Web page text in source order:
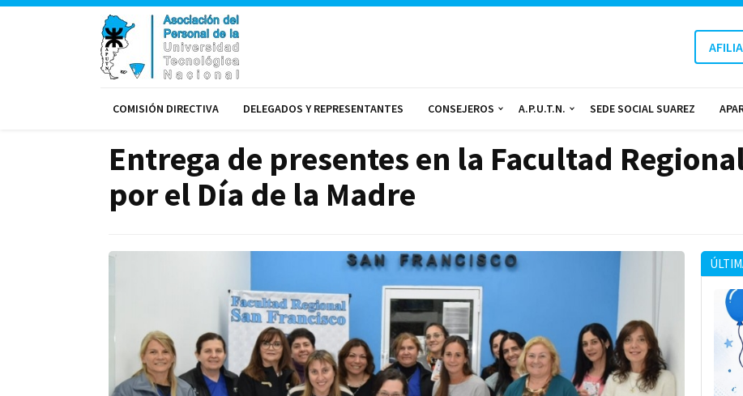
COMISIÓN DIRECTIVA DELEGADOS Y REPRESENTANTES CONSEJEROS A.P.U.T.N. SEDE SOCIAL SUAREZ
Entrega de presentes en la Facultad
por el Día de la Madre